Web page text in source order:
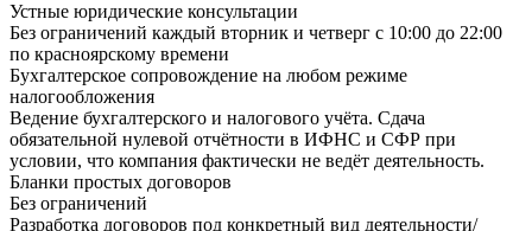
Устные юридические консультации
Без ограничений каждый вторник и четверг с 10:00 до 22:00
по красноярскому времени
Бухгалтерское сопровождение на любом режиме
налогообложения
Ведение бухгалтерского и налогового учёта. Сдача
обязательной нулевой отчётности в ИФНС и СФР при
условии, что компания фактически не ведёт деятельность.
Бланки простых договоров
Без ограничений
Разработка договоров под конкретный вид деятельности/